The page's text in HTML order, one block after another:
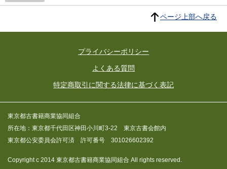
『婦人画
ページ上部へ戻る
プライバシーポリシー
よくある質問
特定商取引に関する法律に基づく表記
東京都古書籍商業協同組合
所在地：東京都千代田区神田小川町3-22 東京古書会館内
東京都公安委員会許可済 許可番号 301026602392
Copyright c 2014 東京都古書籍商業協同組合 All rights reserved.